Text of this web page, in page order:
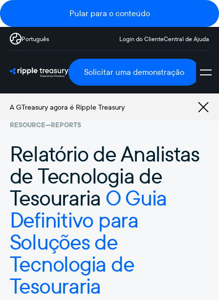
Pular para o conteúdo
Português Login do ClienteCentral de Ajuda
Solicitar uma demonstração
A GTreasury agora é Ripple Treasury
RESOURCE—REPORTS
Relatório de Analistas
de Tecnologia de
Tesouraria O Guia
Definitivo para
Soluções de
Tecnologia de
Tesouraria